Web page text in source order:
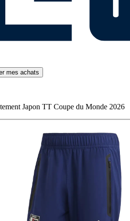
mes achats
Japon TT Coupe du Monde 2026